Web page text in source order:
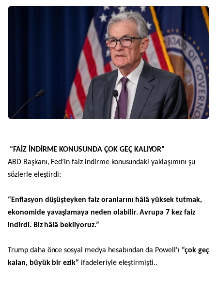
“FAİZ İNDİRME KONUSUNDA ÇOK GEÇ KALIYOR”
ABD Başkanı, Fed’in faiz indirme konusundaki yaklaşımını şu
sözlerle eleştirdi:
“Enflasyon düşüşteyken faiz oranlarını hâlâ yüksek tutmak,
ekonomide yavaşlamaya neden olabilir. Avrupa 7 kez faiz
indirdi. Biz hâlâ bekliyoruz.”
Trump daha önce sosyal medya hesabından da Powell'ı “çok geç
kalan, büyük bir ezik” ifadeleriyle eleştirmişti..